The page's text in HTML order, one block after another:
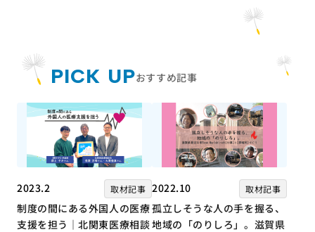
PICK UPおすすめ記事
2023.2 取材記事
制度の間にある外国人の医療
支援を担う｜北関東医療相談
2022.10 取材記事
孤立しそうな人の手を握る、
地域の「のりしろ」。滋賀県